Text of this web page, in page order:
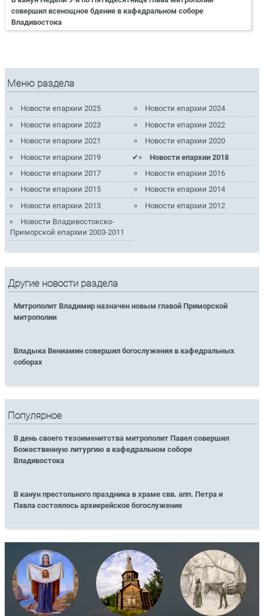
совершил всенощное бдение в кафедральном соборе
Владивостока
Меню раздела
Новости епархии 2025
Новости епархии 2024
Новости епархии 2023
Новости епархии 2022
Новости епархии 2021
Новости епархии 2020
Новости епархии 2019
Новости епархии 2018
Новости епархии 2017
Новости епархии 2016
Новости епархии 2015
Новости епархии 2014
Новости епархии 2013
Новости епархии 2012
Новости Владивостокско-
Приморской епархии 2003-2011
Другие новости раздела
Митрополит Владимир назначен новым главой Приморской
митрополии
Владыка Вениамин совершил богослужения в кафедральных
соборах
Популярное
В день своего тезоименитства митрополит Павел совершил
Божественную литургию в кафедральном соборе
Владивостока
В канун престольного праздника в храме свв. апп. Петра и
Павла состоялось архиерейское богослужение